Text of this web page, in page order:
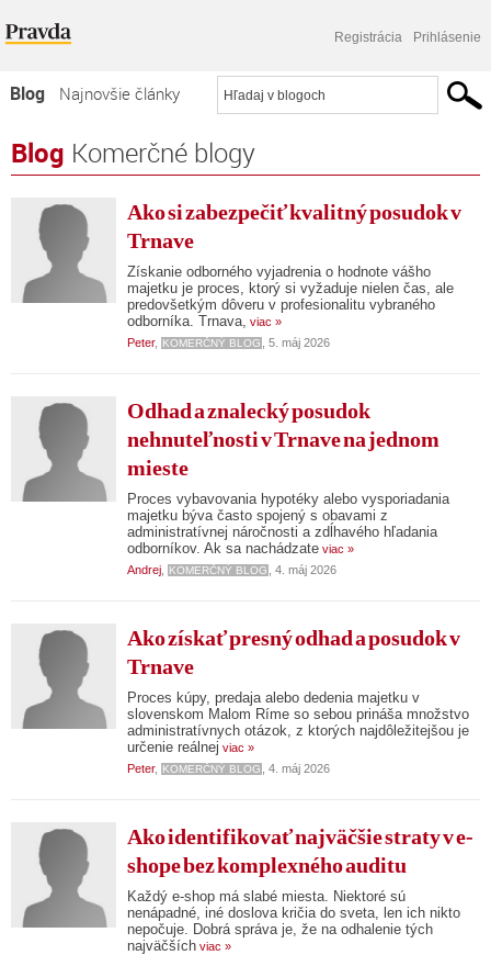
Registrácia Prihlásenie
Blog
Najnovšie články
Najčítanejšie články
Najkomentovanejšie články
Zoznam blogov
Komerčné blogy
Blog Komerčné blogy
Ako si zabezpečiť kvalitný posudok v
Trnave
Získanie odborného vyjadrenia o hodnote vášho
majetku je proces, ktorý si vyžaduje nielen čas, ale
predovšetkým dôveru v profesionalitu vybraného
odborníka. Trnava, viac »
Peter, KOMERČNÝ BLOG , 5. máj 2026
Odhad a znalecký posudok
nehnuteľnosti v Trnave na jednom
mieste
Proces vybavovania hypotéky alebo vysporiadania
majetku býva často spojený s obavami z
administratívnej náročnosti a zdĺhavého hľadania
odborníkov. Ak sa nachádzate viac »
Andrej
KOMERČNÝ BLOG , 4. máj 2026
Ako získať presný odhad a posudok v
Trnave
Proces kúpy, predaja alebo dedenia majetku v
slovenskom Malom Ríme so sebou prináša množstvo
administratívnych otázok, z ktorých najdôležitejšou je
určenie reálnej viac »
Peter, KOMERČNÝ BLOG , 4. máj 2026
Ako identifikovať najväčšie straty v e-
shope bez komplexného auditu
Každý e-shop má slabé miesta. Niektoré sú
nenápadné, iné doslova kričia do sveta, len ich nikto
nepočuje. Dobrá správa je, že na odhalenie tých
najväčších viac »